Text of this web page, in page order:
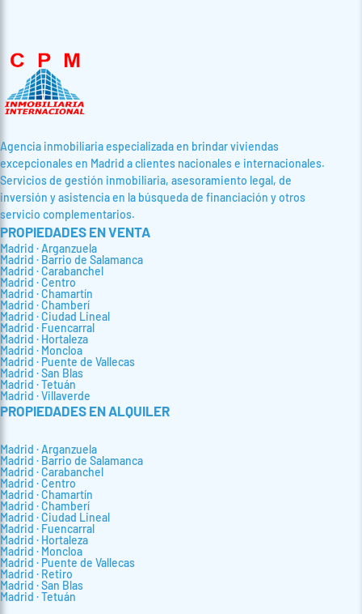
Agencia inmobiliaria especializada en brindar viviendas
excepcionales en Madrid a clientes nacionales e internacionales.
Servicios de gestión inmobiliaria, asesoramiento legal, de
inversión y asistencia en la búsqueda de financiación y otros
servicio complementarios.
PROPIEDADES EN VENTA
Madrid · Arganzuela
Madrid · Barrio de Salamanca
Madrid · Carabanchel
Madrid · Centro
Madrid · Chamartín
Madrid · Chamberí
Madrid · Ciudad Lineal
Madrid · Fuencarral
Madrid · Hortaleza
Madrid · Moncloa
Madrid · Puente de Vallecas
Madrid · San Blas
Madrid · Tetuán
Madrid · Villaverde
PROPIEDADES EN ALQUILER
Madrid · Arganzuela
Madrid · Barrio de Salamanca
Madrid · Carabanchel
Madrid · Centro
Madrid · Chamartín
Madrid · Chamberí
Madrid · Ciudad Lineal
Madrid · Fuencarral
Madrid · Hortaleza
Madrid · Moncloa
Madrid · Puente de Vallecas
Madrid · Retiro
Madrid · San Blas
Madrid · Tetuán